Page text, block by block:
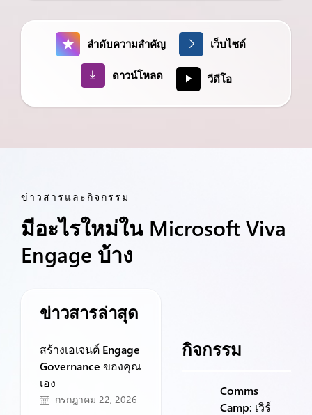
ลำดับความสำคัญ เว็บไซต์
ดาวน์โหลด วีดีโอ
ข่าวสารและกิจกรรม
มีอะไรใหม่ใน Microsoft Viva
Engage บ้าง
ข่าวสารล่าสุด
สร้างเอเจนต์ Engage
Governance ของคุณ
เอง
กรกฎาคม 22, 2026
กิจกรรม
Comms
Camp: เวิร์